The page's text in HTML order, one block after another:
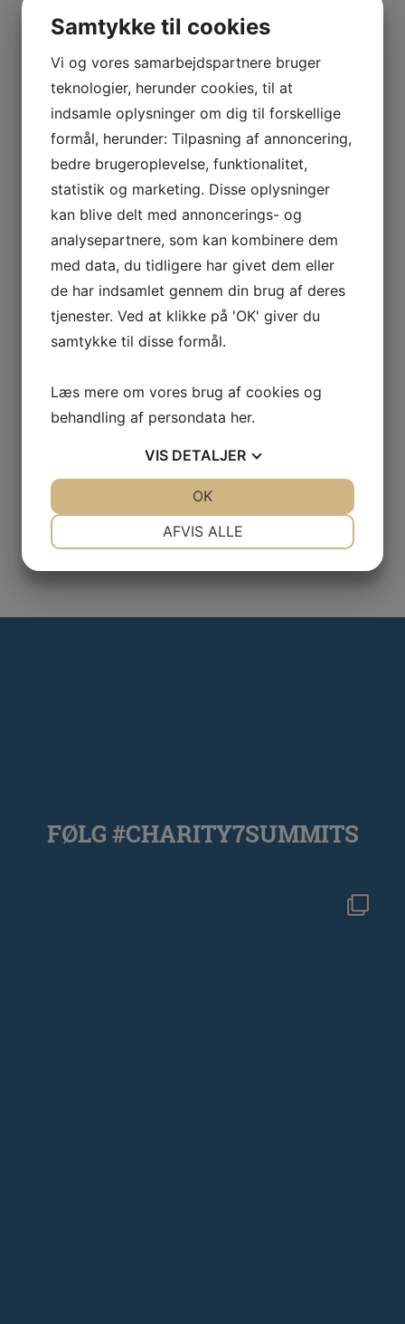
FØLG #CHARITY7SUMMITS
Samtykke til cookies
Vi og vores samarbejdspartnere bruger
teknologier, herunder cookies, til at
indsamle oplysninger om dig til forskellige
formål, herunder: Tilpasning af annoncering,
bedre brugeroplevelse, funktionalitet,
statistik og marketing. Disse oplysninger
kan blive delt med annoncerings- og
analysepartnere, som kan kombinere dem
med data, du tidligere har givet dem eller
de har indsamlet gennem din brug af deres
tjenester. Ved at klikke på 'OK' giver du
samtykke til disse formål.
Læs mere om vores brug af cookies og
behandling af persondata her.
VIS DETALJER
AFVIS ALLE
OK